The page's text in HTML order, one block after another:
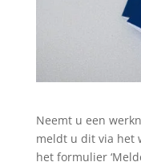
Neemt u een
meldt u dit via het
het formulier